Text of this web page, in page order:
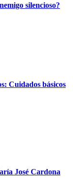
silencioso?
Cuidados básicos
José Cardona